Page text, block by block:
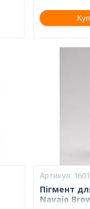
Пігмент
Navajo